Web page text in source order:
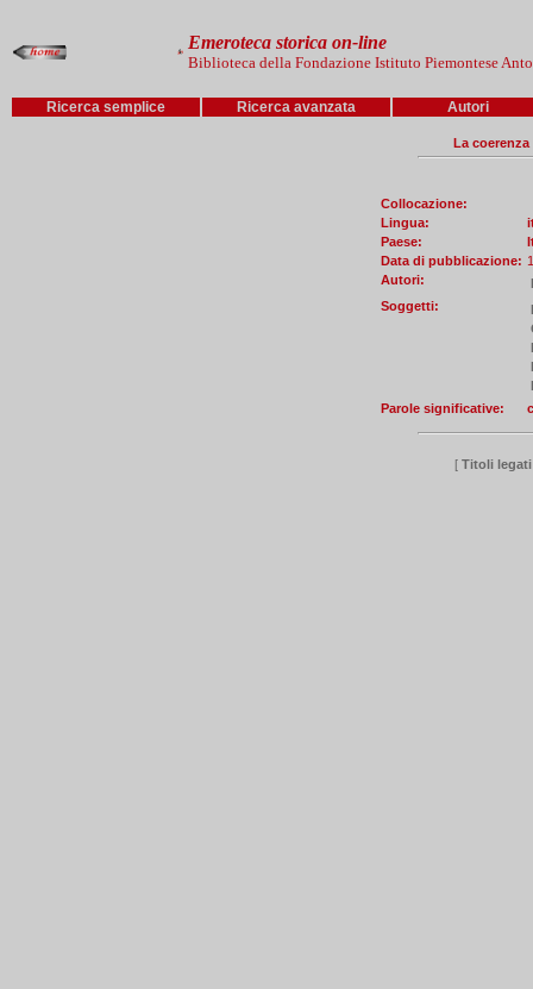
Emeroteca storica on-line
Biblioteca della Fondazione Istituto Piemontese
Ricerca semplice Ricerca avanzata Autori
La coerenza
Collocazione:
Lingua:
Paese:
Data di pubblicazione:
Autori:
Soggetti:
Parole significative:
[ Titoli